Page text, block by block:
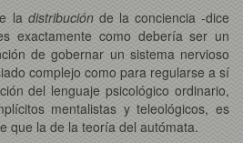
la distribuciónde la conciencia -dice
exactamente como debería ser un
de gobernar un sistema nervioso
complejo como para regularse a sí
del lenguaje psicológico ordinario,
mentalistas y teleológicos, es
que la de la teoría del autómata.